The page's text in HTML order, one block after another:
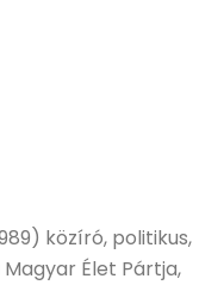
közíró, politikus,
Magyar Élet Pártja,